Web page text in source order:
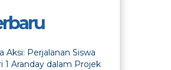
Aksi: Perjalanan Siswa
Aranday dalam Projek